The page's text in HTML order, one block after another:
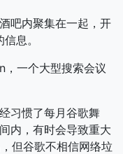
吧内聚集在一起，开
息。
一个大型搜索会议
习惯了每月谷歌舞
内，有时会导致重大
但谷歌不相信网络垃